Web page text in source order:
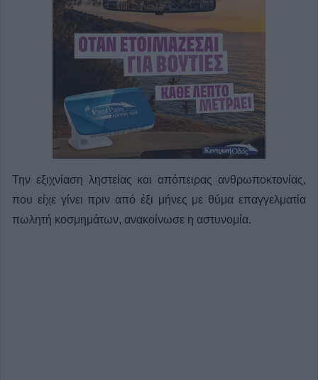
Την εξιχνίαση ληστείας και απόπειρας ανθρωποκτονίας,
που είχε γίνει πριν από έξι μήνες με θύμα επαγγελματία
πωλητή κοσμημάτων, ανακοίνωσε η αστυνομία.